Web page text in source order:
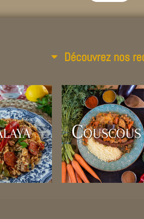
Découvrez nos